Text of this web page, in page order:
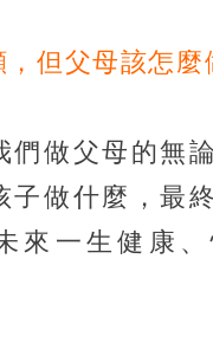
但父母該怎麼
們做父母的無
子做什麼，最
來一生健康